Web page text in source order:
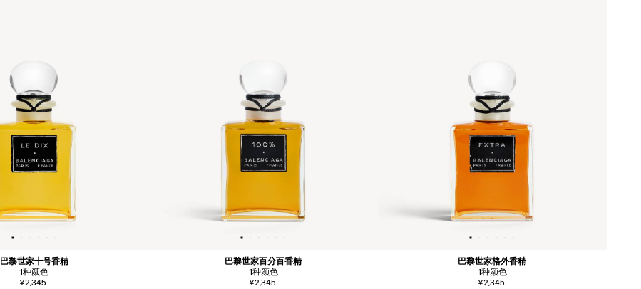
巴黎世家十号香精
1种颜色
¥2,345
巴黎世家百分百香精
1种颜色
¥2,345
巴黎世家格外香精
1种颜色
¥2,345